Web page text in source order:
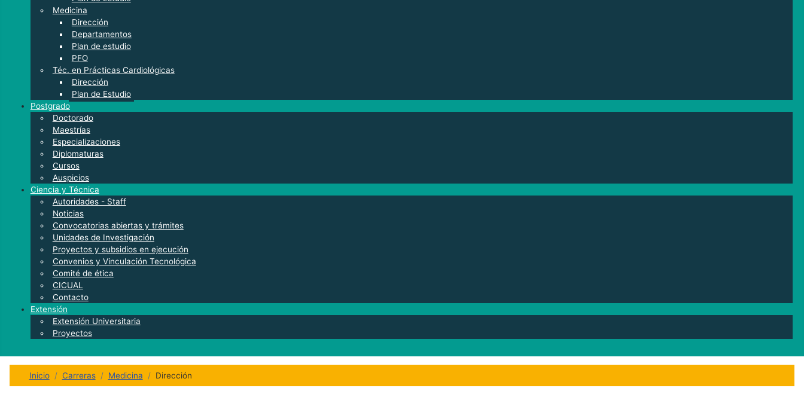
Medicina
Dirección
Departamentos
Plan de estudio
PFO
Téc. en Prácticas Cardiológicas
Dirección
Plan de Estudio
Postgrado
Doctorado
Maestrías
Especializaciones
Diplomaturas
Cursos
Auspicios
Ciencia y Técnica
Autoridades - Staff
Noticias
Convocatorias abiertas y trámites
Unidades de Investigación
Proyectos y subsidios en ejecución
Convenios y Vinculación Tecnológica
Comité de ética
CICUAL
Contacto
Extensión
Extensión Universitaria
Proyectos
Inicio Carreras Medicina Dirección